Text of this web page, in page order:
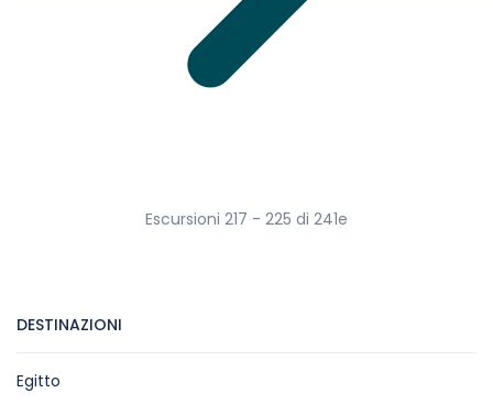
Escursioni 217 - 225 di 241e
DESTINAZIONI
Egitto